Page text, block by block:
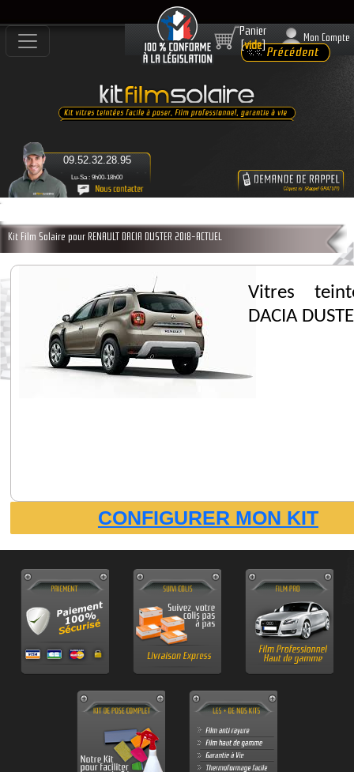
Lu-Sa : 9h00-18h00
09.52.32.28.95
Panier
[vide]
Mon Compte
Kit Film Solaire pour RENAULT DACIA DUSTER 2018-ACTUEL
Vitres
DACIA
CONFIGURER MON KIT